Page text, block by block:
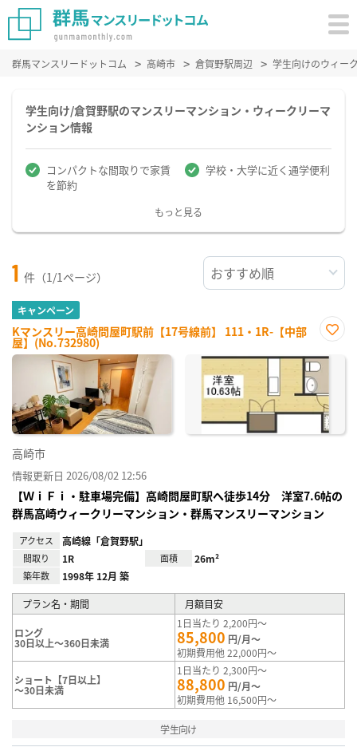
群馬マンスリードットコム 高崎市 倉賀野駅周辺 学生向けのウィー
学生向け/倉賀野駅のマンスリーマンション・ウィークリーマ
ンション情報
コンパクトな間取りで家賃
を節約
学校・大学に近く通学便利
もっと見る
1 件（1/1ページ）
キャンペーン
Kマンスリー高崎問屋町駅前【17号線前】 111・1R-【中部
屋】(No.732980)
に入
り登
高崎市
情報更新日 2026/08/02 12:56
【ＷｉＦｉ・駐車場完備】高崎問屋町駅へ徒歩14分 洋室7.6帖の
群馬高崎ウィークリーマンション・群馬マンスリーマンション
アクセス 高崎線「倉賀野駅」
間取り 1R 面積 26m²
築年数 1998年 12月 築
プラン名・期間 月額目安
ロング
30日以上～360日未満
1日当たり 2,200円～
85,800 円/月～
初期費用他 22,000円～
ショート【7日以上】
～30日未満
1日当たり 2,300円～
88,800 円/月～
初期費用他 16,500円～
学生向け